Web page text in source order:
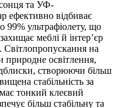
та УФ-
ефективно відбиває
99% ультрафіолету, що
меблі й інтер’єр
Світлопропускання на
природне освітлення,
створюючи більш
стабільність за
тонкий клеєвий
більш стабільну та